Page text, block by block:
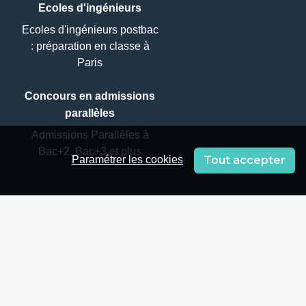
Ecoles d'ingénieurs
Ecoles d'ingénieurs postbac
: préparation en classe à
Paris
Concours en admissions
parallèles
Admissions Parallèles à
Bac+2, Bac+3 et plus
Paramétrer les cookies Tout accepter